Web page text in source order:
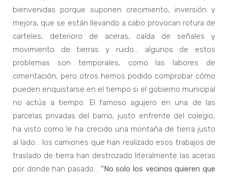
bienvenidas porque suponen crecimiento, inversión y
mejora, que se están llevando a cabo provocan rotura de
carteles, deterioro de aceras, caída de señales y
movimiento de tierras y ruido… algunos de estos
problemas son temporales, como las labores de
cimentación, pero otros hemos podido comprobar cómo
pueden enquistarse en el tiempo si el gobierno municipal
no actúa a tiempo. El famoso agujero en una de las
parcelas privadas del barrio, justo enfrente del colegio,
ha visto como le ha crecido una montaña de tierra justo
al lado… los camiones que han realizado esos trabajos de
traslado de tierra han destrozado literalmente las aceras
por donde han pasado… “No solo los vecinos quieren que